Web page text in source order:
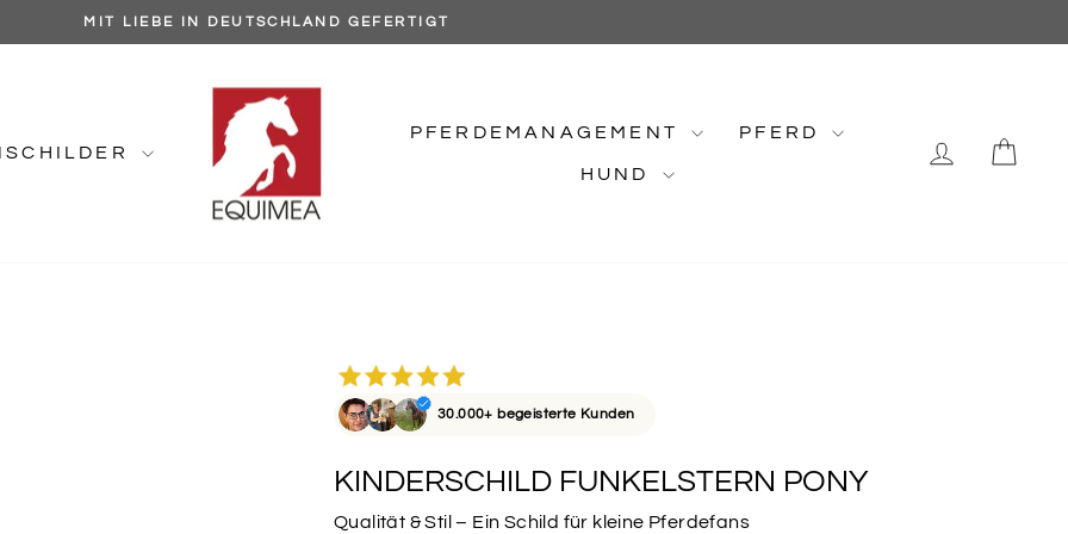
Pause
MIT LIEBE IN DEUTSCHLAND GEFERTIGT
PFERDEMANAGEMENT PFERD
HUND
30.000+ begeisterte Kunden
KINDERSCHILD FUNKELSTERN PONY
Qualität & Stil – Ein Schild für kleine Pferdefans